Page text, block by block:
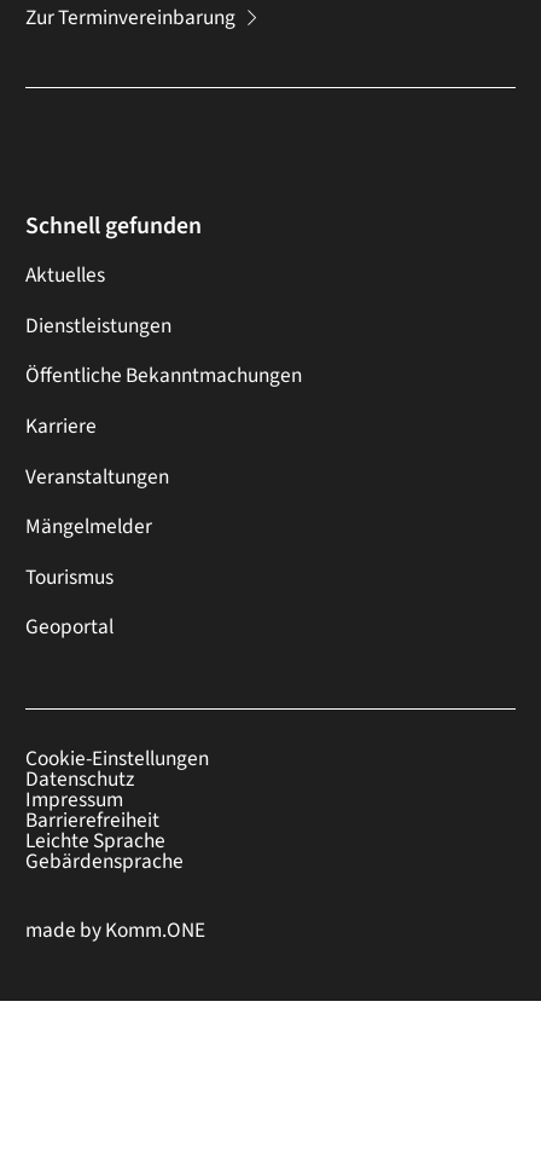
Zur Terminvereinbarung
Schnell gefunden
Aktuelles
Dienstleistungen
Öffentliche Bekanntmachungen
Karriere
Veranstaltungen
Mängelmelder
Tourismus
Geoportal
Cookie-Einstellungen
Datenschutz
Impressum
Barrierefreiheit
Leichte Sprache
Gebärdensprache
made byKomm.ONE